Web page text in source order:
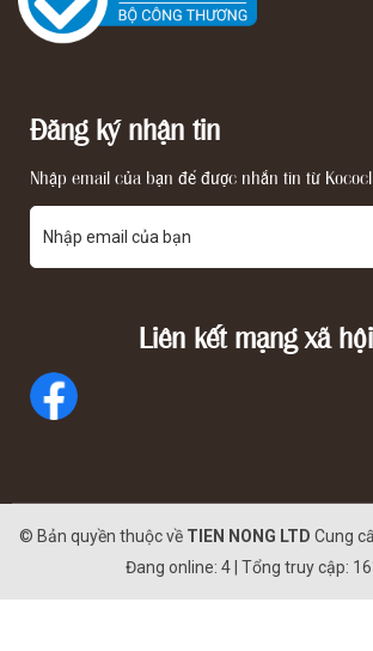
Đăng ký nhận tin
Nhập email của bạn để được nhắn tin từ
Liên kết mạng xã hội
© Bản quyền thuộc về TIEN NONG LTD Cung
Đang online: 4 | Tổng truy cập: